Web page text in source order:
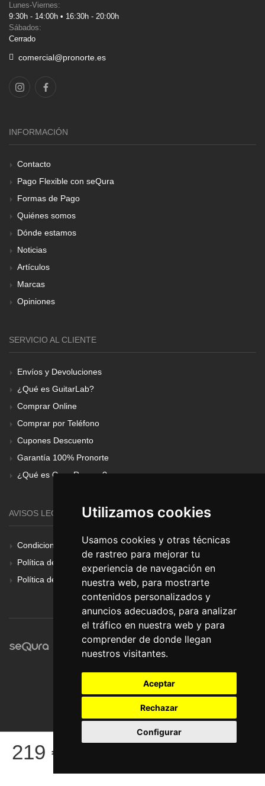
Utilizamos cookies
Usamos cookies y otras técnicas
de rastreo para mejorar tu
experiencia de navegación en
nuestra web, para mostrarte
contenidos personalizados y
anuncios adecuados, para analizar
el tráfico en nuestra web y para
comprender de donde llegan
nuestros visitantes.
Aceptar
Rechazar
Configurar
219 €
Lunes-Viernes:
9:30h - 14:00h • 16:30h - 20:00h
Sábados:
Cerrado
comercial@pronorte.es
INFORMACIÓN
Contacto
Pago Flexible con seQura
Formas de Pago
Quiénes somos
Dónde estamos
Noticias
Artículos
Marcas
Opiniones
SERVICIO AL CLIENTE
Envíos y Devoluciones
¿Qué es GuitarLab?
Comprar Online
Comprar por Teléfono
Cupones Descuento
Garantía 100% Pronorte
¿Qué es Gear Renove?
AVISOS LEGALES
Condiciones Generales
Política de Cookies
Política de Privacidad
© Pronorte Sonido SL. Todos los derechos reservados.